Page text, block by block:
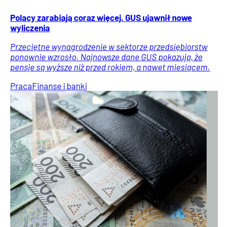
Polacy zarabiają coraz więcej. GUS ujawnił nowe
wyliczenia
Przeciętne wynagrodzenie w sektorze przedsiębiorstw
ponownie wzrosło. Najnowsze dane GUS pokazują, że
pensje są wyższe niż przed rokiem, a nawet miesiącem.
PracaFinanse i banki